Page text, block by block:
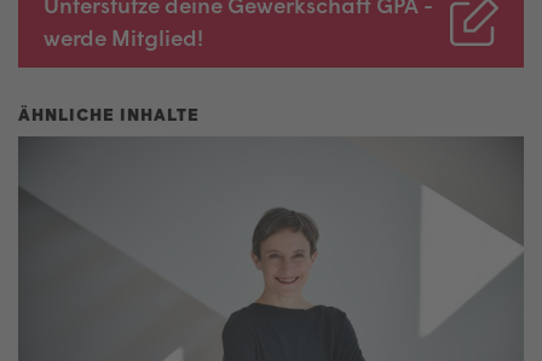
Unterstütze deine Gewerkschaft GPA -
werde Mitglied!